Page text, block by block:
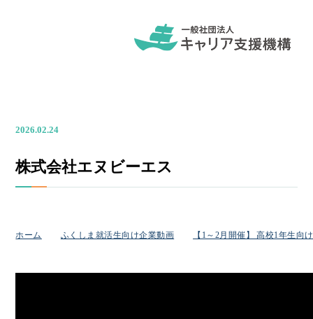
2026.02.24
株式会社エヌビーエス
ホーム ふくしま就活生向け企業動画 【1～2月開催】 高校1年生向